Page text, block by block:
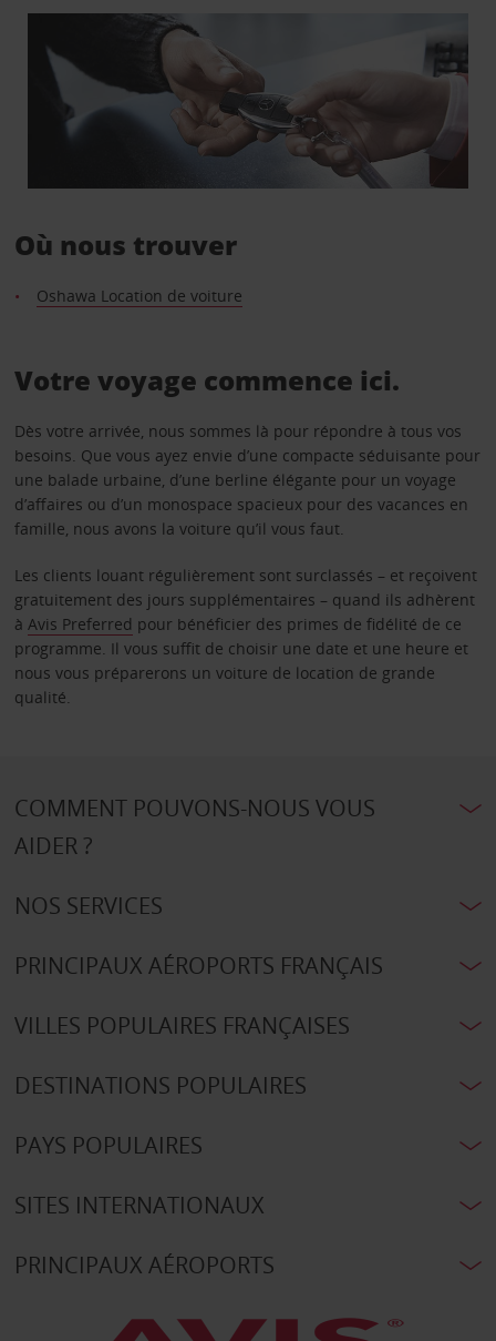
Où nous trouver
Oshawa Location de voiture
Votre voyage commence ici.
Dès votre arrivée, nous sommes là pour répondre à tous vos
besoins. Que vous ayez envie d’une compacte séduisante pour
une balade urbaine, d’une berline élégante pour un voyage
d’affaires ou d’un monospace spacieux pour des vacances en
famille, nous avons la voiture qu’il vous faut.
Les clients louant régulièrement sont surclassés – et reçoivent
gratuitement des jours supplémentaires – quand ils adhèrent
à Avis Preferred pour bénéficier des primes de fidélité de ce
programme. Il vous suffit de choisir une date et une heure et
nous vous préparerons un voiture de location de grande
qualité.
COMMENT POUVONS-NOUS VOUS
AIDER ?
NOS SERVICES
PRINCIPAUX AÉROPORTS FRANÇAIS
VILLES POPULAIRES FRANÇAISES
DESTINATIONS POPULAIRES
PAYS POPULAIRES
SITES INTERNATIONAUX
PRINCIPAUX AÉROPORTS